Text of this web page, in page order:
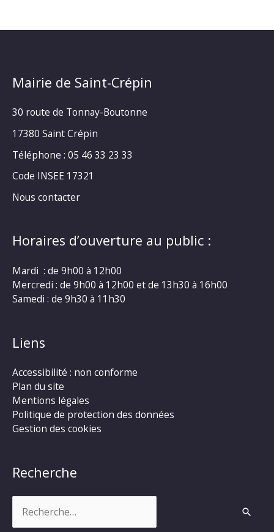
Mairie de Saint-Crépin
30 route de Tonnay-Boutonne
17380 Saint Crépin
Téléphone : 05 46 33 23 33
Code INSEE 17321
Nous contacter
Horaires d’ouverture au public :
Mardi : de 9h00 à 12h00
Mercredi : de 9h00 à 12h00 et de 13h30 à 16h00
Samedi : de 9h30 à 11h30
Liens
Accessibilité : non conforme
Plan du site
Mentions légales
Politique de protection des données
Gestion des cookies
Recherche